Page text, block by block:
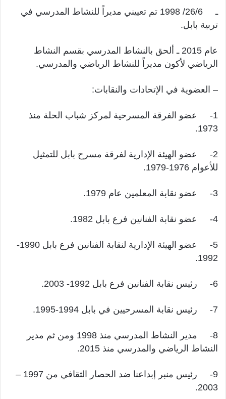
ـ 26/6/ 1998 تم تعييني مديراً للنشاط المدرسي في
تربية بابل.
عام 2015 ـ ألحق بالنشاط المدرسي بقسم النشاط
الرياضي لأكون مديراً للنشاط الرياضي والمدرسي.
– العضوية في الإتحادات والنقابات:
1- عضو الفرقة المسرحية لمركز شباب الحلة منذ
1973.
2- عضو الهيئة الإدارية لفرقة مسرح بابل للتمثيل
للأعوام 1976-1979.
3- عضو نقابة المعلمين عام 1979.
4- عضو نقابة الفنانين فرع بابل 1982.
5- عضو الهيئة الإدارية لنقابة الفنانين فرع بابل 1990-
1992.
6- رئيس نقابة الفنانين فرع بابل 1992- 2003.
7- رئيس نقابة المسرحيين في بابل 1994-1995.
8- مدير النشاط المدرسي منذ 1998 ومن ثم مدير
النشاط الرياضي والمدرسي منذ 2015.
9- رئيس منبر إبداعنا ضد الحصار الثقافي من 1997 –
2003.